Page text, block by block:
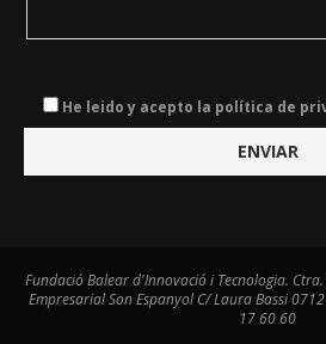
He leido y acepto la política de
Fundació Balear d'Innovació i Tecnologia. Ctra.
Empresarial Son Espanyol C/ Laura Bassi
17 60 60